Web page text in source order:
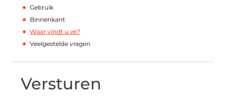
Gebruik
Binnenkant
Waar vindt u ze?
Veelgestelde vragen
Versturen